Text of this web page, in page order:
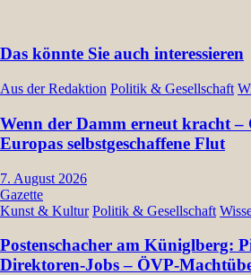
Das könnte Sie auch interessieren
Aus der Redaktion Politik & Gesellschaft
Wenn der Damm erneut kracht
Europas selbstgeschaffene Flut
7. August 2026
Gazette
Kunst & Kultur Politik & Gesellschaft
Postenschacher am Küniglberg:
Direktoren-Jobs – ÖVP-